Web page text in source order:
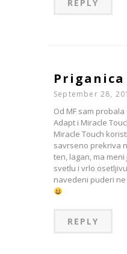
REPLY
Priganica
September 28,
Od MF sam
Adapt i Miracle
Miracle Touch
savrseno prekriva
ten, lagan, ma
svetlu i vrlo
navedeni puderi
REPLY